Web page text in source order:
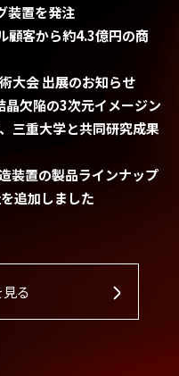
装置を発注
顧客から約4.3億円の商
大会 出展のお知らせ
晶欠陥の3次元イメージン
三重大学と共同研究成果
装置の製品ラインナップ
追加しました
る